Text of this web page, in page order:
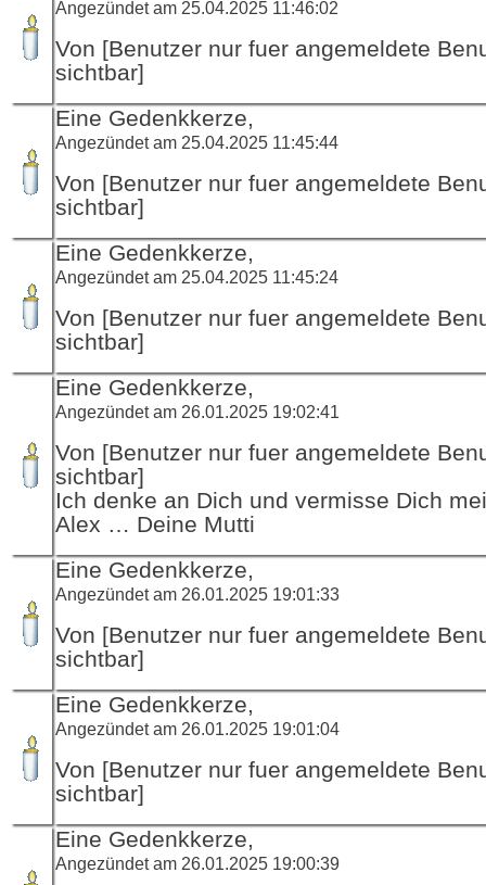
Angezündet am 25.04.2025 11:46:02
Von [Benutzer nur fuer angemeldete
sichtbar]
Eine Gedenkkerze,
Angezündet am 25.04.2025 11:45:44
Von [Benutzer nur fuer angemeldete
sichtbar]
Eine Gedenkkerze,
Angezündet am 25.04.2025 11:45:24
Von [Benutzer nur fuer angemeldete
sichtbar]
Eine Gedenkkerze,
Angezündet am 26.01.2025 19:02:41
Von [Benutzer nur fuer angemeldete
sichtbar]
Ich denke an Dich und vermisse Dich
Alex … Deine Mutti
Eine Gedenkkerze,
Angezündet am 26.01.2025 19:01:33
Von [Benutzer nur fuer angemeldete
sichtbar]
Eine Gedenkkerze,
Angezündet am 26.01.2025 19:01:04
Von [Benutzer nur fuer angemeldete
sichtbar]
Eine Gedenkkerze,
Angezündet am 26.01.2025 19:00:39